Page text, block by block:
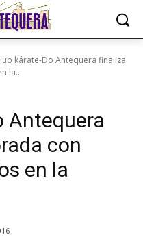
kárate-Do Antequera finaliza
la...
Antequera
con
en la